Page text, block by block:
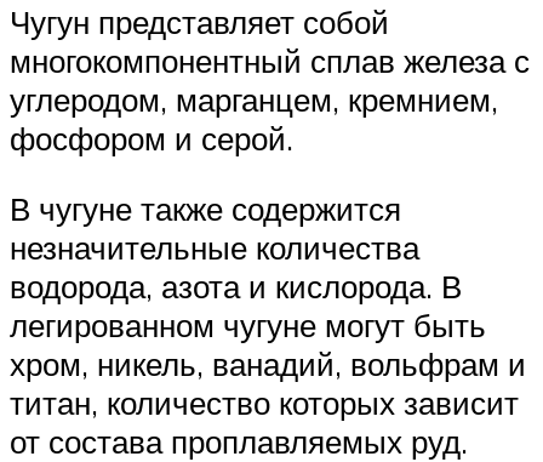
Чугун представляет собой
многокомпонентный сплав железа с
углеродом, марганцем, кремнием,
фосфором и серой.
В чугуне также содержится
незначительные количества
водорода, азота и кислорода. В
легированном чугуне могут быть
хром, никель, ванадий, вольфрам и
титан, количество которых зависит
от состава проплавляемых руд.